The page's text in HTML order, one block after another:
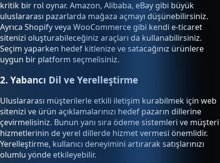
kritik bir rol oynar. Amazon, Alibaba, eBay gibi büyük
uluslararası pazarlarda mağaza açmayı düşünebilirsiniz.
Ayrıca Shopify veya WooCommerce gibi kendi e-ticaret
sitenizi oluşturabileceğiniz araçları da kullanabilirsiniz.
Seçim yaparken hedef kitlenize ve satacağınız ürünlere
uygun bir platform seçmelisiniz.
2. Yabancı Dil ve Yerelleştirme
Uluslararası müşterilerle etkili iletişim kurabilmek için web
sitenizi ve ürün açıklamalarınızı hedef pazarın dillerine
çevirmelisiniz. Bunun yanı sıra ödeme sistemleri ve müşteri
hizmetlerinin de yerel dillerde hizmet vermesi önemlidir.
Yerelleştirme, kullanıcı deneyimini artırarak satışlarınızı
olumlu yönde etkileyebilir.